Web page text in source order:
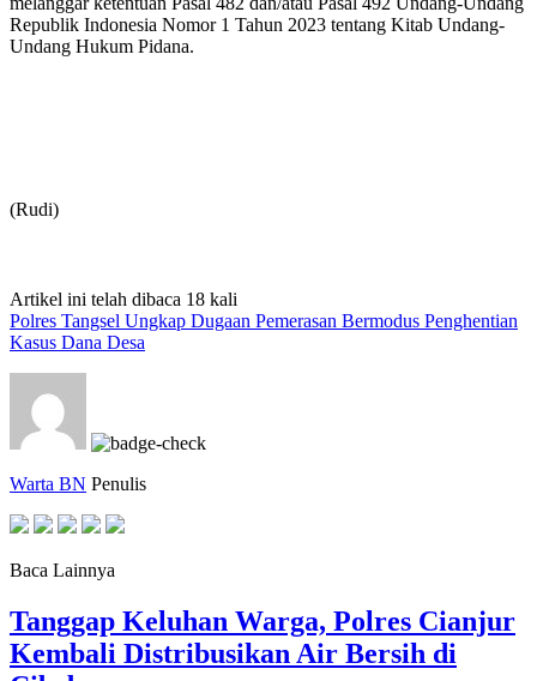
Republik Indonesia Nomor 1 Tahun 2023 tentang Kitab Undang-
Undang Hukum Pidana.
(Rudi)
Artikel ini telah dibaca 18 kali
Polres Tangsel Ungkap Dugaan Pemerasan Bermodus Penghentian
Kasus Dana Desa
Warta BN Penulis
Baca Lainnya
Tanggap Keluhan Warga, Polres Cianjur
Kembali Distribusikan Air Bersih di